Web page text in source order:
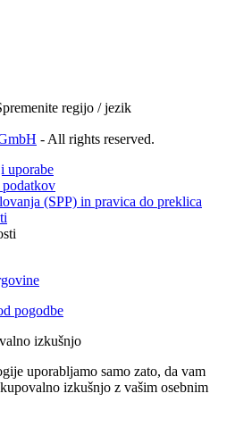
regijo / jezik
- All rights reserved.
uporabe
podatkov
(SPP) in pravica do preklica
pogodbe
izkušnjo
uporabljamo samo zato, da vam
izkušnjo z vašim osebnim